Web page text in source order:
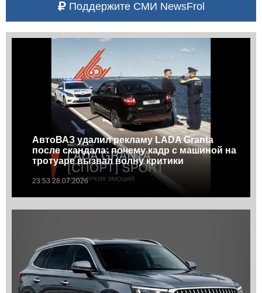
Поддержите СМИ NewsFrol
АвтоВАЗ удалил рекламу LADA Granta
после скандала: почему кадр с машиной на
тротуаре вызвал волну критики
23:53 28.07.2026